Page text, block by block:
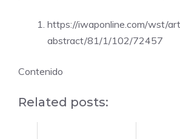
https://iwaponline.com/wst/
abstract/81/1/102/72457
Contenido
Related posts: